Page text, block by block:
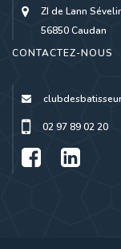
ZI de Lann
56850 Caudan
CONTACTEZ-NOUS
02 97 89 02 20